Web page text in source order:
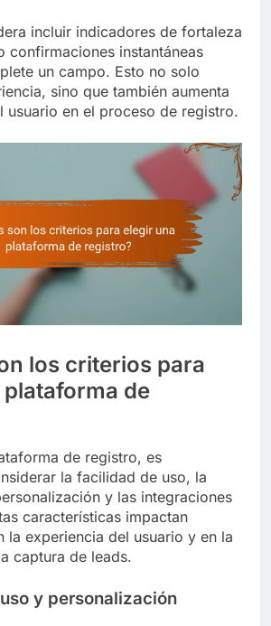
incluir indicadores de fortaleza
confirmaciones instantáneas
un campo. Esto no solo
sino que también aumenta
usuario en el proceso de registro.
los criterios para
de
de registro, es
la facilidad de uso, la
y las integraciones
características impactan
la experiencia del usuario y en la
captura de leads.
y personalización